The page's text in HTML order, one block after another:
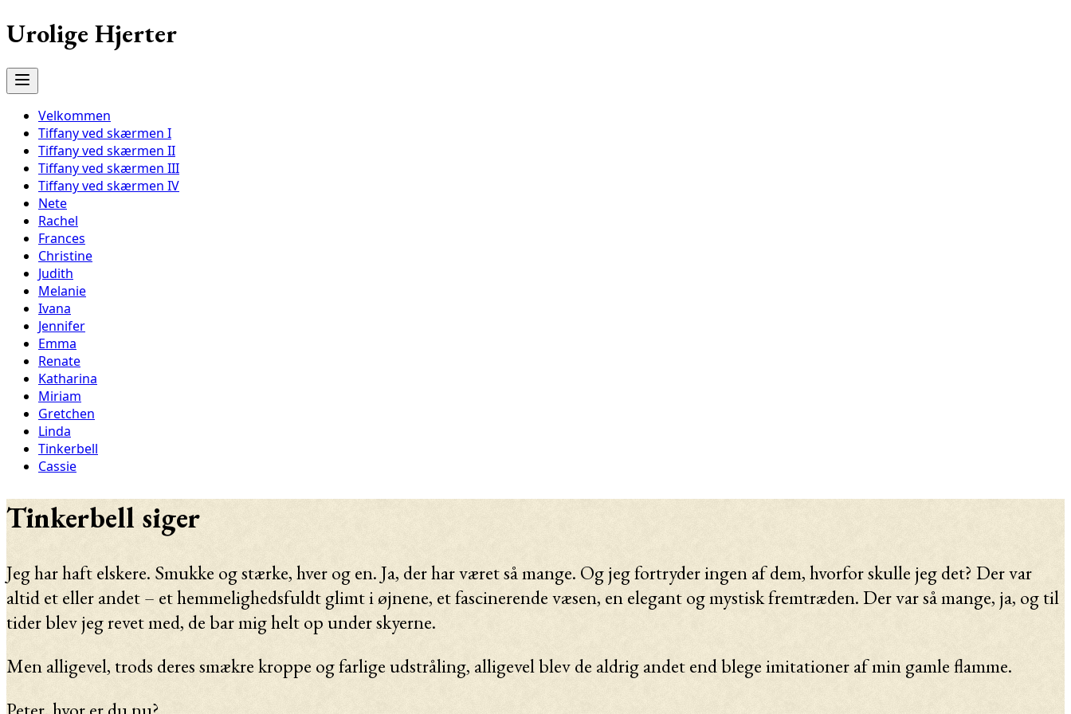
Urolige Hjerter
Velkommen
Tiffany ved skærmen I
Tiffany ved skærmen II
Tiffany ved skærmen III
Tiffany ved skærmen IV
Nete
Rachel
Frances
Christine
Judith
Melanie
Ivana
Jennifer
Emma
Renate
Katharina
Miriam
Gretchen
Linda
Tinkerbell
Cassie
Tinkerbell siger
Jeg har haftelskere. Smukke og stærke, hver og en. Ja, der har været så mange. Og jeg fortryder ingen af dem, hvorfor skulle jeg det? Der var
altid et eller andet – et hemmelighedsfuldt glimt i øjnene, et fascinerende væsen, en elegant og mystisk fremtræden. Der var så mange, ja, og til
tider blev jeg revet med, de bar mig helt op under skyerne.
Men alligevel, trods deres smækre kroppe og farlige udstråling, alligevel blev de aldrig andet end blege imitationer af min gamle flamme.